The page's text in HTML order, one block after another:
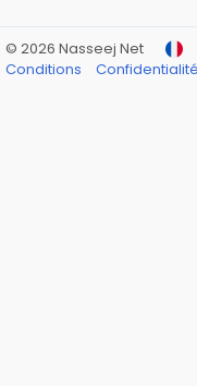
© 2026 Nasseej Net
Conditions
Confidentialité